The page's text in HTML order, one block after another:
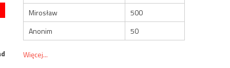
Mirosław
500
Anonim
50
Więcej...